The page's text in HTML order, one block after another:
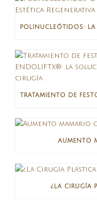
AUMENTO
¿LA CIRUGÍA